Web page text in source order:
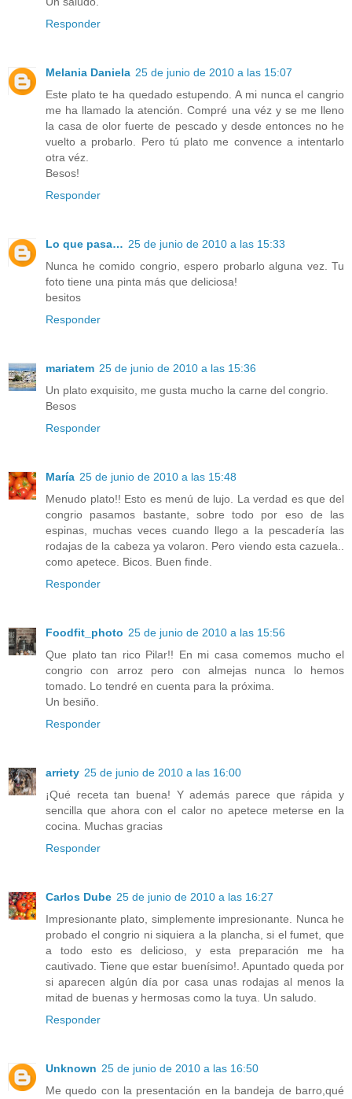
Responder
Melania Daniela 25 de junio de 2010 a las 15:07
Este plato te ha quedado estupendo. A mi nunca el cangrio
me ha llamado la atención. Compré una véz y se me lleno
la casa de olor fuerte de pescado y desde entonces no he
vuelto a probarlo. Pero tú plato me convence a intentarlo
otra véz.
Besos!
Responder
Lo que pasa… 25 de junio de 2010 a las 15:33
Nunca he comido congrio, espero probarlo alguna vez. Tu
foto tiene una pinta más que deliciosa!
besitos
Responder
mariatem 25 de junio de 2010 a las 15:36
Un plato exquisito, me gusta mucho la carne del congrio.
Besos
Responder
María 25 de junio de 2010 a las 15:48
Menudo plato!! Esto es menú de lujo. La verdad es que del
congrio pasamos bastante, sobre todo por eso de las
espinas, muchas veces cuando llego a la pescadería las
rodajas de la cabeza ya volaron. Pero viendo esta cazuela..
como apetece. Bicos. Buen finde.
Responder
Foodfit_photo 25 de junio de 2010 a las 15:56
Que plato tan rico Pilar!! En mi casa comemos mucho el
congrio con arroz pero con almejas nunca lo hemos
tomado. Lo tendré en cuenta para la próxima.
Un besiño.
Responder
arriety 25 de junio de 2010 a las 16:00
¡Qué receta tan buena! Y además parece que rápida y
sencilla que ahora con el calor no apetece meterse en la
cocina. Muchas gracias
Responder
Carlos Dube 25 de junio de 2010 a las 16:27
Impresionante plato, simplemente impresionante. Nunca he
probado el congrio ni siquiera a la plancha, si el fumet, que
a todo esto es delicioso, y esta preparación me ha
cautivado. Tiene que estar buenísimo!. Apuntado queda por
si aparecen algún día por casa unas rodajas al menos la
mitad de buenas y hermosas como la tuya. Un saludo.
Responder
Unknown 25 de junio de 2010 a las 16:50
Me quedo con la presentación en la bandeja de barro,qué